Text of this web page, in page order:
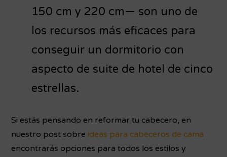
150 cm y 220 cm— son uno de
los recursos más eficaces para
conseguir un dormitorio con
aspecto de suite de hotel de cinco
estrellas.
Si estás pensando en reformar tu cabecero, en
nuestro post sobreideas para cabeceros de cama
encontrarás opciones para todos los estilos y